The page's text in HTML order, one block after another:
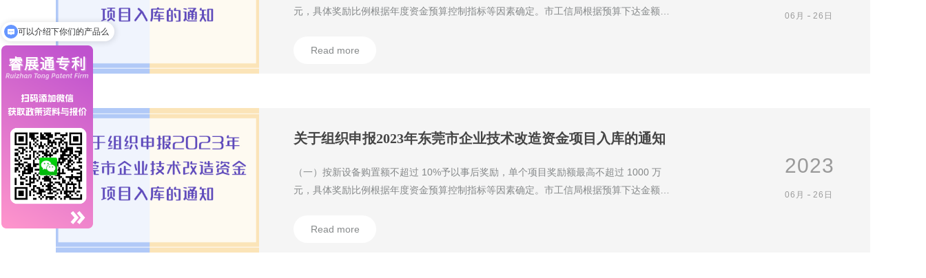
元，具体奖励比例根据年度资金预算控制指标等因素确定。市工信局根据预算下达金额，
Read more
06月 26日
关于组织申报2023年东莞市企业技术改造资金项目入库的通知
（一）按新设备购置额不超过 10%予以事后奖励，单个项目奖励额最高不超过 1000 万
元，具体奖励比例根据年度资金预算控制指标等因素确定。市工信局根据预算下达金额，
Read more
2023
06月 26日
可以介绍下你们的产品么